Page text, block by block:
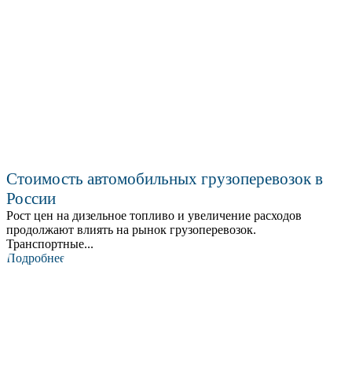
Стоимость автомобильных грузоперевозок в
России
Рост цен на дизельное топливо и увеличение расходов
продолжают влиять на рынок грузоперевозок.
Транспортные...
Подробнее